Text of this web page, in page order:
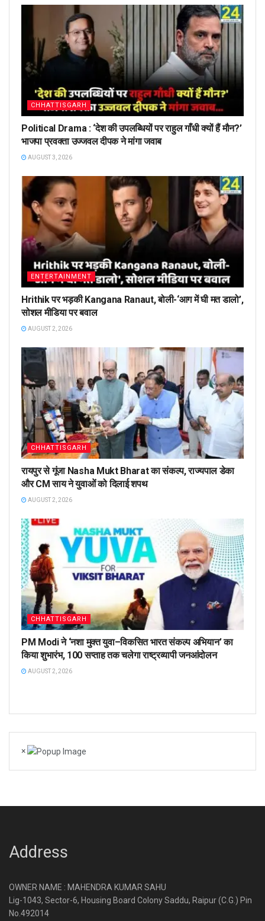
CHHATTISGARH
Political Drama : ‘देश की उपलब्धियों पर राहुल गाँधी क्यों हैं मौन?’
भाजपा प्रवक्ता उज्जवल दीपक ने मांगा जवाब
AUGUST 3, 2026
ENTERTAINMENT
Hrithik पर भड़की Kangana Ranaut, बोली-‘आग में घी मत डालो’,
सोशल मीडिया पर बवाल
AUGUST 2, 2026
CHHATTISGARH
रायपुर से गूंजा Nasha Mukt Bharat का संकल्प, राज्यपाल डेका
और CM साय ने युवाओं को दिलाई शपथ
AUGUST 2, 2026
CHHATTISGARH
PM Modi ने ‘नशा मुक्त युवा–विकसित भारत संकल्प अभियान’ का
किया शुभारंभ, 100 सप्ताह तक चलेगा राष्ट्रव्यापी जनआंदोलन
AUGUST 2, 2026
×
Address
OWNER NAME : MAHENDRA KUMAR SAHU
Lig-1043, Sector-6, Housing Board Colony Saddu, Raipur (C.G.) Pin
No.492014